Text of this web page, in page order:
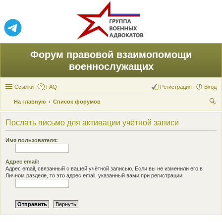
Форум правовой взаимопомощи
военнослужащих
Ссылки FAQ Вход
Регистрация
На главную
Список форумов
ои
Послать письмо для активации учётной записи
Имя пользователя:
Адрес email:
Адрес email, связанный с вашей учётной записью. Если вы не изменили его в
Личном разделе, то это адрес email, указанный вами при регистрации.